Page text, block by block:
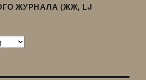
ЖУРНАЛА (ЖЖ, LJ